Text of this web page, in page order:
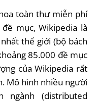
toàn thư miễn phí
mục, Wikipedia là
thế giới (bộ bách
85.000 đề mục
của Wikipedia rất
Mô hình nhiều người
ngành (distributed